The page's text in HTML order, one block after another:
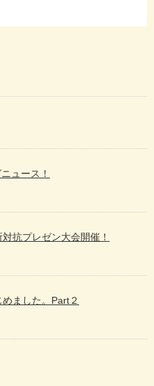
ュース！
抗プレゼン大会開催！
ました。Part２